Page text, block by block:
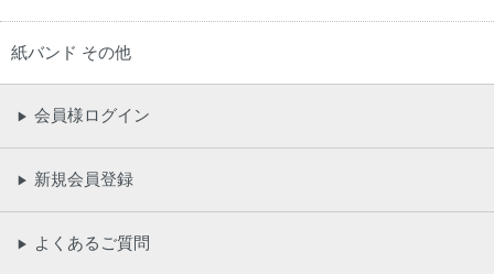
紙バンド その他
▶ 会員様ログイン
▶ 新規会員登録
▶ よくあるご質問